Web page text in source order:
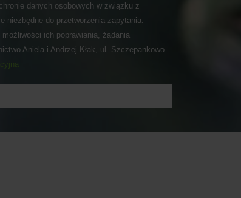
danych osobowych w związku z
niezbędne do przetworzenia zapytania.
ich poprawiania, żądania
Aniela i Andrzej Kłak, ul. Szczepankowo